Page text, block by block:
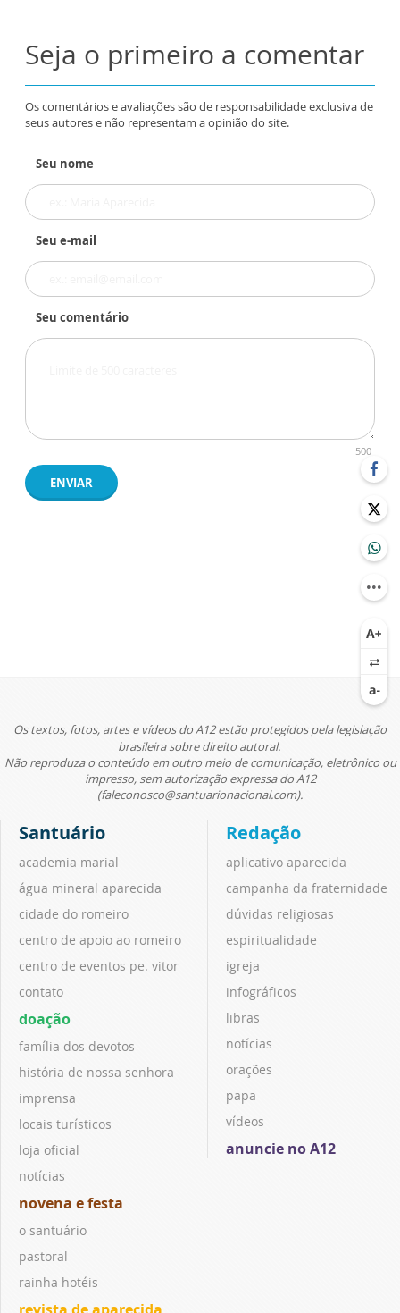
Seja o primeiro a comentar
Os comentários e avaliações são de responsabilidade exclusiva de
seus autores e não representam a opinião do site.
Seu nome
Seu e-mail
Seu comentário
500
ENVIAR
Os textos, fotos, artes e vídeos do A12 estão protegidos pela legislação
brasileira sobre direito autoral.
Não reproduza o conteúdo em outro meio de comunicação, eletrônico ou
impresso, sem autorização expressa do A12
(faleconosco@santuarionacional.com).
Santuário
academia marial
água mineral aparecida
cidade do romeiro
centro de apoio ao romeiro
centro de eventos pe. vitor
contato
doação
família dos devotos
história de nossa senhora
imprensa
locais turísticos
loja oficial
notícias
novena e festa
o santuário
pastoral
rainha hotéis
Redação
aplicativo aparecida
campanha da fraternidade
dúvidas religiosas
espiritualidade
igreja
infográficos
libras
notícias
orações
papa
vídeos
anuncie no A12